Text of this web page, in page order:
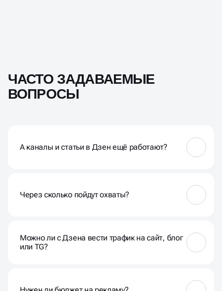
ЧАСТО ЗАДАВАЕМЫЕ
Да, Дзен продолжает выдавать охваты и трафик.
Главное — правильно адаптироваться под
алгоритмы и писать читаемый, полезный контент
Первые охваты возможны уже с первых статей.
Стабильная динамика формируется в течение 2–4
Можно ли с Дзена вести трафик на сайт, блог
Да. Мы встраиваем призывы, ссылки, кнопки —